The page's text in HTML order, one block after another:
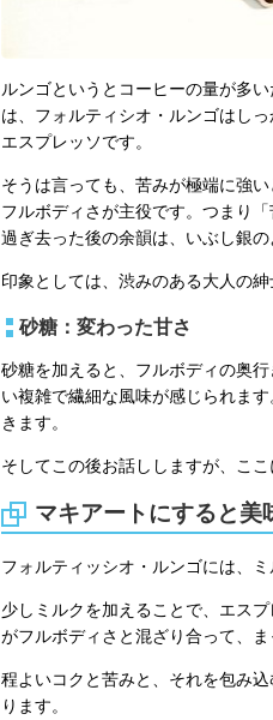
ルンゴというとコーヒーの量が多
は、フォルティシオ・ルンゴはし
エスプレッソです。
そうは言っても、苦みが極端に強
フルボディさが主役です。つまり
過ぎ去った後の余韻は、いぶし銀
印象としては、渋みのある大人の
砂糖：変わった甘さ
砂糖を加えると、フルボディの奥
い複雑で繊細な風味が感じられま
きます。
そしてこの後お話ししますが、こ
マキアートにすると美
フォルティッシオ・ルンゴには、
少しミルクを加えることで、エス
がフルボディさと混ざり合って、
程よいコクと苦みと、それを包み
ります。